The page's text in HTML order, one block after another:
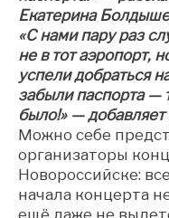
Екатерина
«С нами пару раз
не в тот аэропорт,
успели добраться
забыли паспорта —
было!» —
Можно себе
организаторы
Новороссийске:
начала концерта
ещё даже не